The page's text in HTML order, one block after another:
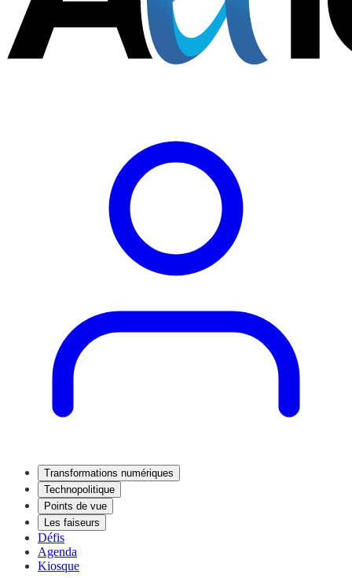
Transformations numériques
Technopolitique
Points de vue
Les faiseurs
Défis
Agenda
Kiosque